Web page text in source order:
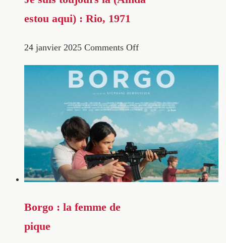
estou aqui) : Rio, 1971
24 janvier 2025 Comments Off
Borgo : la femme de
pique